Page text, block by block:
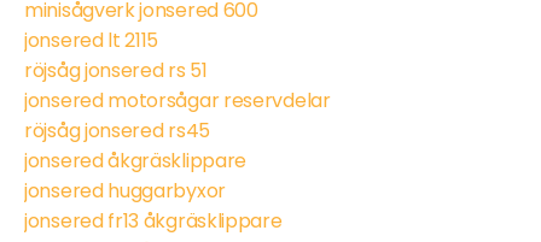
minisågverk jonsered 600
jonsered lt 2115
röjsåg jonsered rs 51
jonsered motorsågar reservdelar
röjsåg jonsered rs45
jonsered åkgräsklippare
jonsered huggarbyxor
jonsered fr13 åkgräsklippare